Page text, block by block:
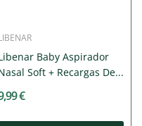
Baby Aspirador
Soft + Recargas De...
€